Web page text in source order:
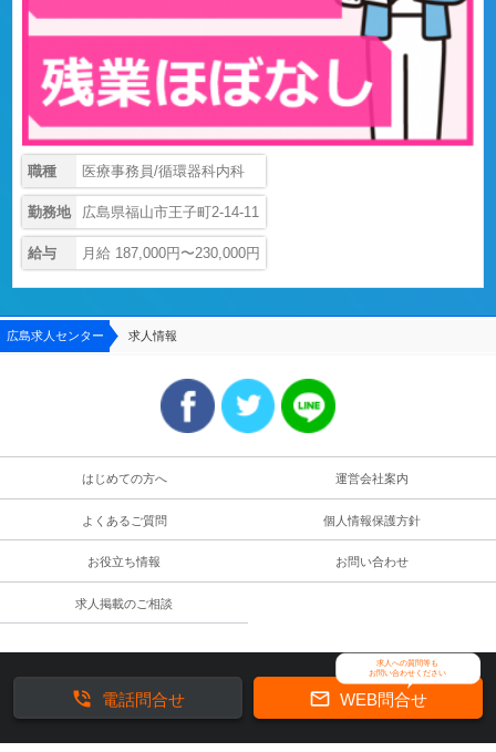
職種 医療事務員/循環器科内科
勤務地 広島県福山市王子町2-14-11
給与 月給 187,000円〜230,000円
広島求人センター 求人情報
はじめての方へ 運営会社案内
よくあるご質問 個人情報保護方針
お役立ち情報 お問い合わせ
求人掲載のご相談
求人への質問等も
お問い合わせください
 WEB問合せ
 電話問合せ